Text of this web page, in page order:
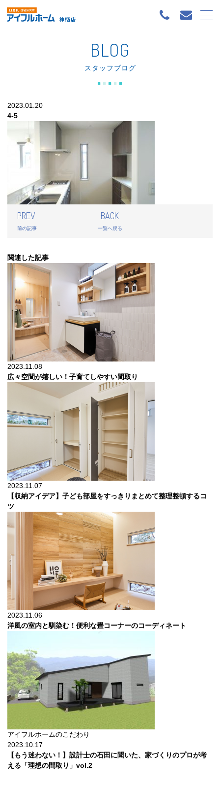
BLOG
スタッフブログ
2023.01.20
4-5
PREV
前の記事
BACK
一覧へ戻る
関連した記事
2023.11.08
広々空間が嬉しい！子育てしやすい間取り
2023.11.07
【収納アイデア】子ども部屋をすっきりまとめて整理整頓するコ
ツ
2023.11.06
洋風の室内と馴染む！便利な畳コーナーのコーディネート
アイフルホームのこだわり
2023.10.17
【もう迷わない！】設計士の石田に聞いた、家づくりのプロが考
える「理想の間取り」vol.2